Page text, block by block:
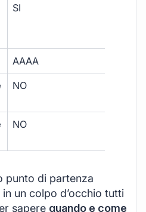
SI
AAAA
NO
NO
punto di partenza
un colpo d’occhio tutti
sapere quando e come